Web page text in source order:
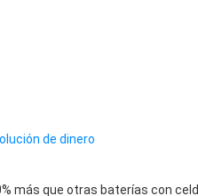
de dinero
más que otras baterías con